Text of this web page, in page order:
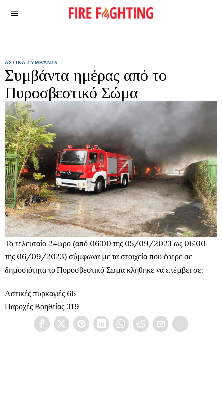
ΑΣΤΙΚΆ ΣΥΜΒΆΝΤΑ
Συμβάντα ημέρας από το
Πυροσβεστικό Σώμα
Το τελευταίο 24ωρο (από 06:00 της 05/09/2023 ως 06:00
της 06/09/2023) σύμφωνα με τα στοιχεία που έφερε σε
δημοσιότητα το Πυροσβεστικό Σώμα κλήθηκε να επέμβει σε:
Αστικές πυρκαγιές 66
Παροχές Βοηθείας 319